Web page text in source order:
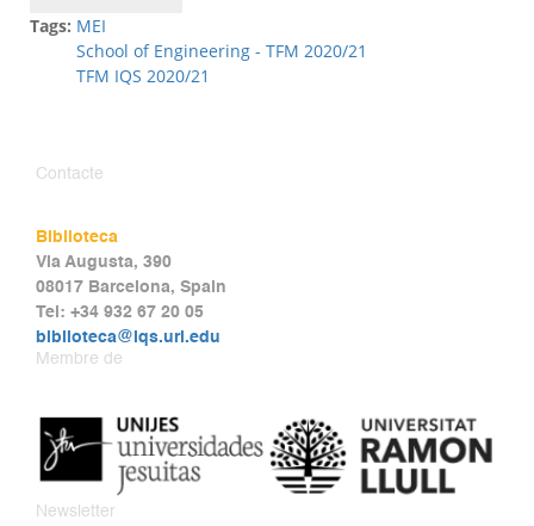
Tags: MEI
School of Engineering - TFM 2020/21
TFM IQS 2020/21
Contacte
Biblioteca
Via Augusta, 390
08017 Barcelona, Spain
Tel: +34 932 67 20 05
biblioteca@iqs.url.edu
Membre de
Newsletter